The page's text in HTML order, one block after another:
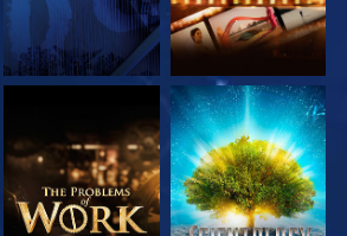
בדוק את הסדרה בדוק את הסדרה